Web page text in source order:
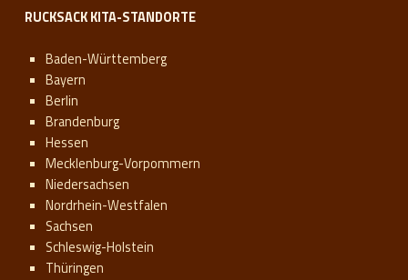
RUCKSACK KITA-STANDORTE
Baden-Württemberg
Bayern
Berlin
Brandenburg
Hessen
Mecklenburg-Vorpommern
Niedersachsen
Nordrhein-Westfalen
Sachsen
Schleswig-Holstein
Thüringen